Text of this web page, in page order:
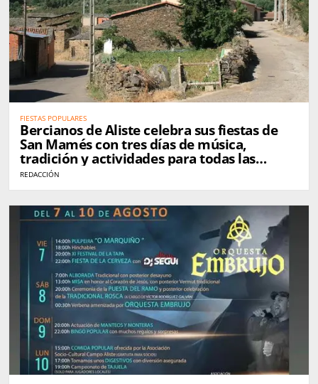
FIESTAS POPULARES
Bercianos de Aliste celebra sus fiestas de
San Mamés con tres días de música,
tradición y actividades para todas las
edades
REDACCIÓN